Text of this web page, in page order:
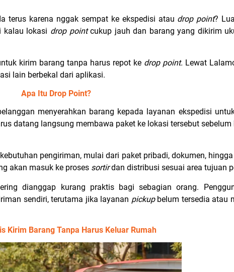
terus karena nggak sempat ke ekspedisi atau drop point?
kalau lokasi drop pointcukup jauh dan barang yang dikirim
kirim barang tanpa harus repot ke drop point. Lewat
lain berbekal dari aplikasi.
Apa Itu Drop Point?
menyerahkan barang kepada layanan ekspedisi
datang langsung membawa paket ke lokasi tersebut
pengiriman, mulai dari paket pribadi, dokumen,
akan masuk ke proses sortirdan distribusi sesuai area tujuan
dianggap kurang praktis bagi sebagian orang.
sendiri, terutama jika layanan pickupbelum tersedia atau
Kirim Barang Tanpa Harus Keluar Rumah